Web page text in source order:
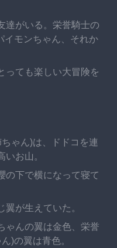
達がいる。栄誉騎士の
イモンちゃん、それか
っても楽しい大冒険を
ゃん)は、ドドコを連
お山。
の下で横になって寝て
翼が生えていた。
ゃんの翼は金色、栄誉
)の翼は青色。